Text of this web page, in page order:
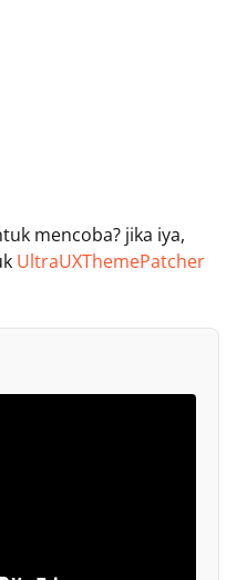
mencoba? jika iya,
UltraUXThemePatcher